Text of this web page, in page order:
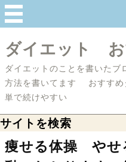
ダイエット お
ダイエットのことを書いた
方法を書いてます おすすめ
単で続けやすい
サイトを検索
痩せる体操 や